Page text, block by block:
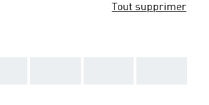
Tout supprimer